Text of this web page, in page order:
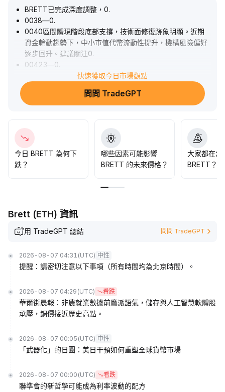
BRETT已完成深度調整，0.
0038—0.
0040區間體現階段底部支撐，技術面修復跡象明顯。近期
資金輪動趨勢下，中小市值代幣流動性提升，機構風險偏好
逐步回升。建議關注0.
00423—0
00430首要阻力區突破情況，若量能持續放大，短線有望實
現階段性反彈，但需防守0
00380下方風險，保持動態倉位管理。
快速獲取今日市場觀點
問問 TradeGPT
今日 BRETT 為何下
跌？
哪些因素可能影響
BRETT 的未來價格？
大家都在怎
BRETT？
Brett (ETH) 資訊
用 TradeGPT 總結 問問 TradeGPT
2026-08-07 04:31 (UTC) 中性
提醒：請密切注意以下事項（所有時間均為北京時間）。
2026-08-07 04:29 (UTC) 看跌
華爾街晨報：非農就業數據前鷹派語氣，儲存與人工智慧軟體股
承壓，銅價接近歷史高點。
2026-08-07 00:05 (UTC) 中性
「武器化」的日圓：美日干預如何重塑全球貨幣市場
2026-08-07 00:00 (UTC) 看跌
聯準會的新哲學可能成為利率波動的配方